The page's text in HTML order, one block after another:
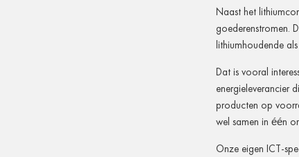
Naast het
goederenstromen.
lithiumhoudende
Dat is vooral
energieleverancier
producten op
wel samen in één
Onze eigen ICT-